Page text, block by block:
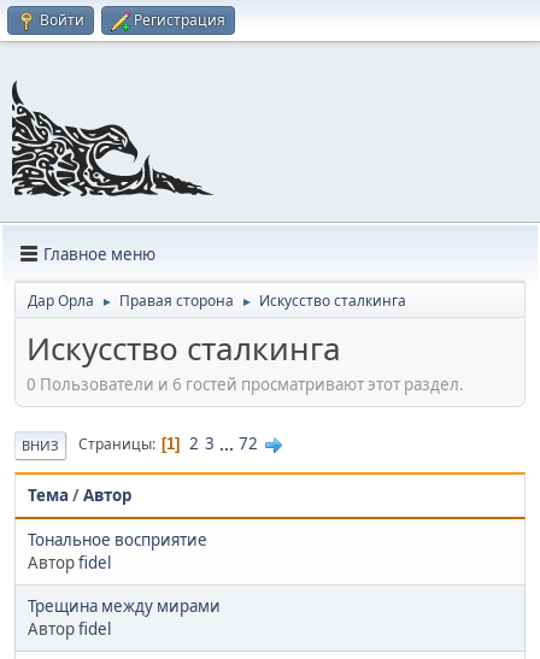
Войти Регистрация
Главное меню
Дар Орла ► Правая сторона ► Искусство сталкинга
Искусство сталкинга
0 Пользователи и 6 гостей просматривают этот раздел.
ВНИЗ Страницы 1 2 3 ... 72
Тема /Автор
Тональное восприятие
Авторfidel
Трещина между мирами
Авторfidel